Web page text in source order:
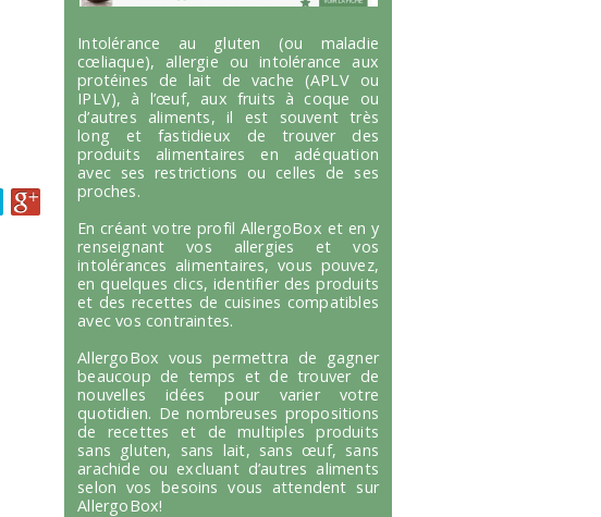
Intolérance au gluten (ou maladie
cœliaque), allergie ou intolérance aux
protéines de lait de vache (APLV ou
IPLV), à l’œuf, aux fruits à coque ou
d’autres aliments, il est souvent très
long et fastidieux de trouver des
produits alimentaires en adéquation
avec ses restrictions ou celles de ses
proches.
En créant votre profil AllergoBox et en y
renseignant vos allergies et vos
intolérances alimentaires, vous pouvez,
en quelques clics, identifier des produits
et des recettes de cuisines compatibles
avec vos contraintes.
AllergoBox vous permettra de gagner
beaucoup de temps et de trouver de
nouvelles idées pour varier votre
quotidien. De nombreuses propositions
de recettes et de multiples produits
sans gluten, sans lait, sans œuf, sans
arachide ou excluant d’autres aliments
selon vos besoins vous attendent sur
AllergoBox!